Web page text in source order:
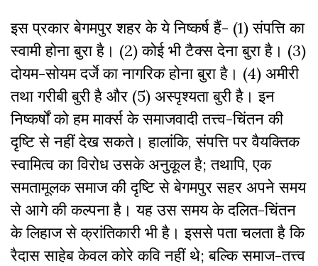
इस प्रकार बेगमपुर शहर के ये निष्कर्ष हैं- (1) संपत्ति का
स्वामी होना बुरा है। (2) कोई भी टैक्स देना बुरा है। (3)
दोयम-सोयम दर्जे का नागरिक होना बुरा है। (4) अमीरी
तथा गरीबी बुरी है और (5) अस्पृश्यता बुरी है। इन
निष्कर्षों को हम मार्क्स के समाजवादी तत्त्व-चिंतन की
दृष्टि से नहीं देख सकते। हालांकि, संपत्ति पर वैयक्तिक
स्वामित्व का विरोध उसके अनुकूल है; तथापि, एक
समतामूलक समाज की दृष्टि से बेगमपुर सहर अपने समय
से आगे की कल्पना है। यह उस समय के दलित-चिंतन
के लिहाज से क्रांतिकारी भी है। इससे पता चलता है कि
रैदास साहेब केवल कोरे कवि नहीं थे; बल्कि समाज-तत्त्व